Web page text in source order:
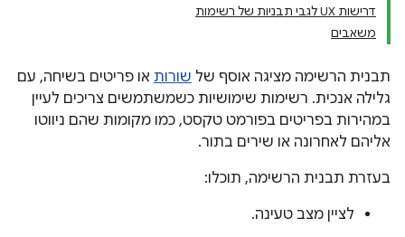
דרישות UX לגבי תבניות של רשימות
משאבים
תבנית הרשימה מציגה אוסף של שורות או פריטים בשיחה, עם
גלילה אנכית. רשימות שימושיות כשמשתמשים צריכים לעיין
במהירות בפריטים בפורמט טקסט, כמו מקומות שהם ניווטו
אליהם לאחרונה או שירים בתור.
בעזרת תבנית הרשימה, תוכלו:
לציין מצב טעינה.